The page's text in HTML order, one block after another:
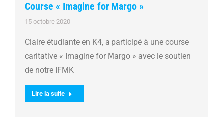
Course « Imagine for Margo »
15 octobre 2020
Claire étudiante en K4, a participé à une course
caritative « Imagine for Margo » avec le soutien
de notre IFMK
Lire la suite